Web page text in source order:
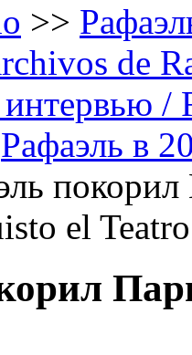
>>
de
/
Рафаэль в
el